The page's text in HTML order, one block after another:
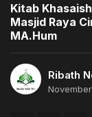
Kitab
Masjid Raya
MA.Hum
Ribath